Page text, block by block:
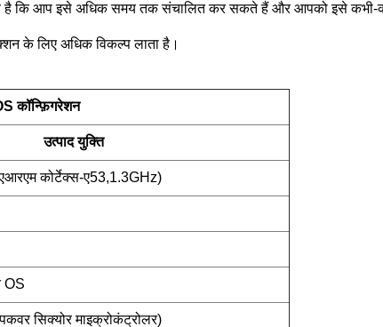
कि आप इसे अधिक समय तक संचालित कर सकते हैं और आपको इसे कभी-
के लिए अधिक विकल्प लाता है।
कॉन्फ़िगरेशन
उत्पाद युक्ति
कोर्टेक्स-ए53,1.3GHz)
OS
सिक्योर माइक्रोकंट्रोलर)